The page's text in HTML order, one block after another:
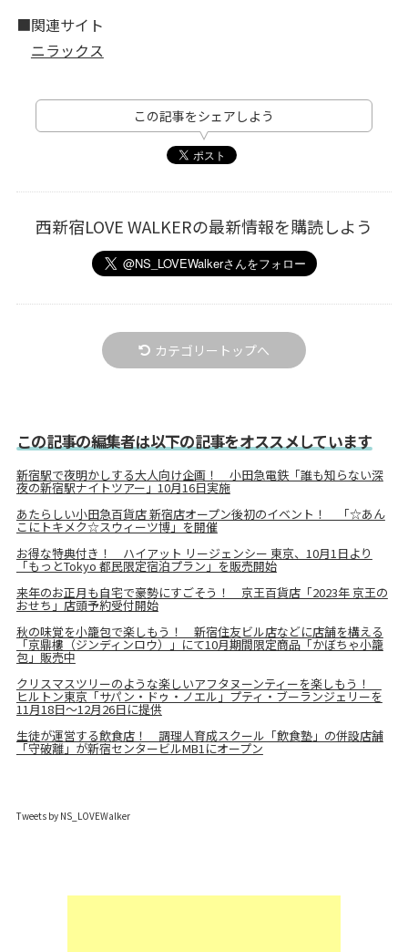
■関連サイト
ニラックス
この記事をシェアしよう
西新宿LOVE WALKERの最新情報を購読しよう
カテゴリートップへ
この記事の編集者は以下の記事をオススメしています
新宿駅で夜明かしする大人向け企画！ 小田急電鉄「誰も知らない深
夜の新宿駅ナイトツアー」10月16日実施
あたらしい小田急百貨店 新宿店オープン後初のイベント！ 「☆あん
こにトキメク☆スウィーツ博」を開催
お得な特典付き！ ハイアット リージェンシー 東京、10月1日より
「もっとTokyo 都民限定宿泊プラン」を販売開始
来年のお正月も自宅で豪勢にすごそう！ 京王百貨店「2023年 京王の
おせち」店頭予約受付開始
秋の味覚を小籠包で楽しもう！ 新宿住友ビル店などに店舗を構える
「京鼎樓（ジンディンロウ）」にて10月期間限定商品「かぼちゃ小籠
包」販売中
クリスマスツリーのような楽しいアフタヌーンティーを楽しもう！
ヒルトン東京「サパン・ドゥ・ノエル」プティ・ブーランジェリーを
11月18日～12月26日に提供
生徒が運営する飲食店！ 調理人育成スクール「飲食塾」の併設店舗
「守破離」が新宿センタービルMB1にオープン
Tweets by NS_LOVEWalker